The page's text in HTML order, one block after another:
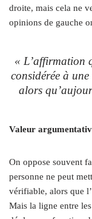
droite, mais cela ne
opinions de gauche
« L’affirmation
considérée à
alors
Valeur
On oppose souvent
personne ne peut
vérifiable, alors que
Mais la ligne entre